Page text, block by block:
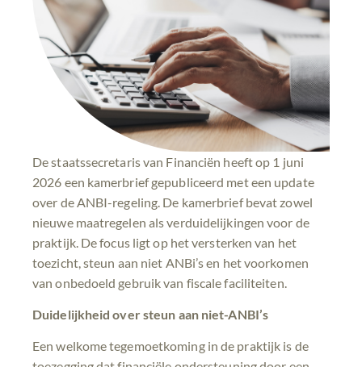
De staatssecretaris van Financiën heeft op 1 juni
2026 een kamerbrief gepubliceerd met een update
over de ANBI-regeling. De kamerbrief bevat zowel
nieuwe maatregelen als verduidelijkingen voor de
praktijk. De focus ligt op het versterken van het
toezicht, steun aan niet ANBi’s en het voorkomen
van onbedoeld gebruik van fiscale faciliteiten.
Duidelijkheid over steun aan niet-ANBI’s
Een welkome tegemoetkoming in de praktijk is de